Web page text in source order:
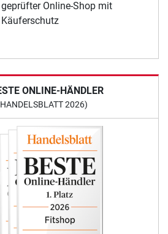
geprüfter Online-Shop mit
Käuferschutz
ONLINE-HÄNDLER
2026)